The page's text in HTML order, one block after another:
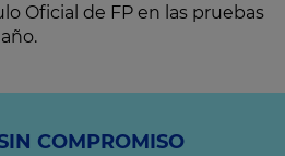
Oficial de FP en las pruebas
COMPROMISO